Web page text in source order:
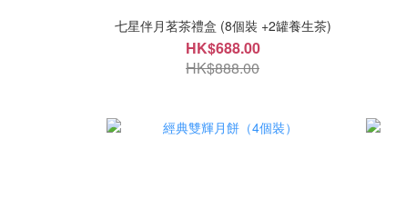
七星伴月茗茶禮盒 (8個裝 +2罐養生茶)
HK$688.00
HK$888.00